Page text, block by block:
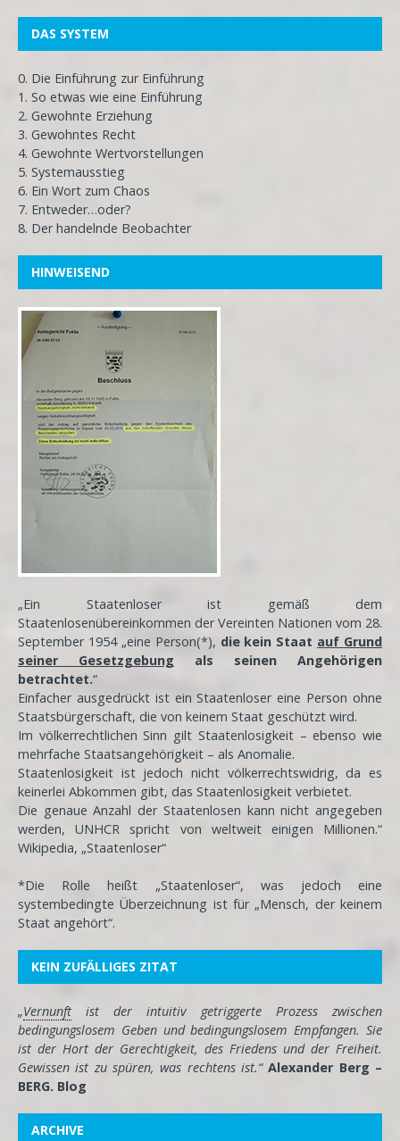
DAS SYSTEM
0. Die Einführung zur Einführung
1. So etwas wie eine Einführung
2. Gewohnte Erziehung
3. Gewohntes Recht
4. Gewohnte Wertvorstellungen
5. Systemausstieg
6. Ein Wort zum Chaos
7. Entweder…oder?
8. Der handelnde Beobachter
HINWEISEND
„Ein Staatenloser ist gemäß dem
Staatenlosenübereinkommen der Vereinten Nationen vom 28.
September 1954 „eine Person(*), die kein Staat auf Grund
seiner Gesetzgebung als seinen Angehörigen
betrachtet.“
Einfacher ausgedrückt ist ein Staatenloser eine Person ohne
Staatsbürgerschaft, die von keinem Staat geschützt wird.
Im völkerrechtlichen Sinn gilt Staatenlosigkeit – ebenso wie
mehrfache Staatsangehörigkeit – als Anomalie.
Staatenlosigkeit ist jedoch nicht völkerrechtswidrig, da es
keinerlei Abkommen gibt, das Staatenlosigkeit verbietet.
Die genaue Anzahl der Staatenlosen kann nicht angegeben
werden, UNHCR spricht von weltweit einigen Millionen.“
Wikipedia, „Staatenloser“
*Die Rolle heißt „Staatenloser“, was jedoch eine
systembedingte Überzeichnung ist für „Mensch, der keinem
Staat angehört“.
KEIN ZUFÄLLIGES ZITAT
„Vernunft ist der intuitiv getriggerte Prozess zwischen
bedingungslosem Geben und bedingungslosem Empfangen. Sie
ist der Hort der Gerechtigkeit, des Friedens und der Freiheit.
Gewissen ist zu spüren, was rechtens ist.“Alexander Berg –
BERG. Blog
ARCHIVE